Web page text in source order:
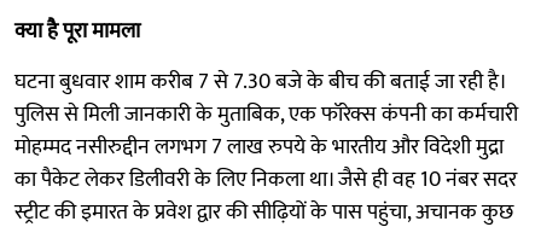
क्या है पूरा मामला
घटना बुधवार शाम करीब 7 से 7.30 बजे के बीच की बताई जा रही है।
पुलिस से मिली जानकारी के मुताबिक, एक फॉरेक्स कंपनी का कर्मचारी
मोहम्मद नसीरुद्दीन लगभग 7 लाख रुपये के भारतीय और विदेशी मुद्रा
का पैकेट लेकर डिलीवरी के लिए निकला था। जैसे ही वह 10 नंबर सदर
स्ट्रीट की इमारत के प्रवेश द्वार की सीढ़ियों के पास पहुंचा, अचानक कुछ